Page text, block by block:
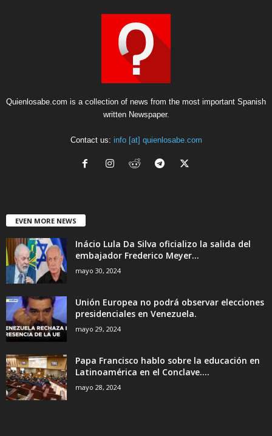
Quienlosabe.com is a collection of news from the most important Spanish
written Newspaper.
Contact us: info [at] quienlosabe.com
EVEN MORE NEWS
Inácio Lula Da Silva oficializo la salida del
embajador Frederico Meyer...
mayo 30, 2024
Unión Europea no podrá observar elecciones
presidenciales en Venezuela.
mayo 29, 2024
Papa Francisco hablo sobre la educación en
Latinoamérica en el Conclave....
mayo 28, 2024